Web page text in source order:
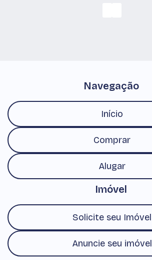
Navegação
Início
Comprar
Alugar
Imóvel
Solicite seu Imóvel
Anuncie seu imóvel